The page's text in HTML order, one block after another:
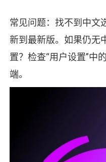
常见问题：找不到中文
新到最新版。如果仍无
置？检查“用户设置”中
端。